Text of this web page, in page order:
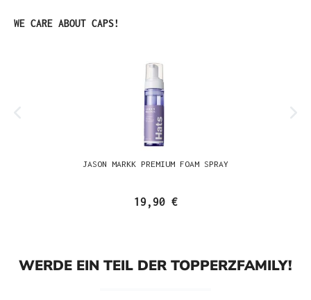
Produktgalerie überspringen
WE CARE ABOUT CAPS!
JASON MARKK PREMIUM FOAM SPRAY
19,90 €
WERDE EIN TEIL DER TOPPERZFAMILY!